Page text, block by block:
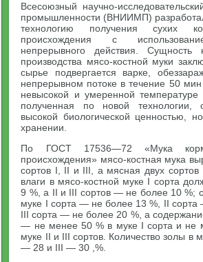
Всесоюзный научно-
промышленности (ВНИИМП)
технологию получения сухих
происхождения с
непрерывного действия. Сущность
производства мясо-костной муки
сырье подвергается варке,
непрерывном потоке в течение 50
невысокой и умеренной
полученная по новой технологии,
высокой биологической ценностью,
хранении.
По ГОСТ 17536—72 «Мука
происхождения» мясо-костная мука
сортов I, II и III, а мясная двух
влаги в мясо-костной муке I сорта
9 %, а II и III сортов — не более 10 %;
муке I сорта — не более 13 %, II
III сорта — не более 20 %, а
— не менее 50 % в муке I сорта и не
муке II и III сортов. Количество золы в
— 28 и III — 30 ,%.